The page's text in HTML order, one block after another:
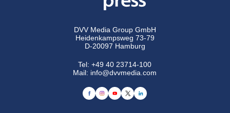
DVV Media Group GmbH
Heidenkampsweg 73-79
D-20097 Hamburg
Tel:+49 40 23714-100
Mail: info@dvvmedia.com